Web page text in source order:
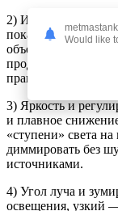
2) Индекс
показывают,
объектов. В
продуктом важен
правдиво.
3) Яркость и
и плавное
«ступени» света
диммировать без
источниками.
4) Угол луча и
освещения, узкий
Would like